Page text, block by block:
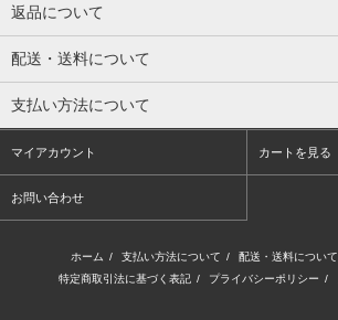
返品について
配送・送料について
支払い方法について
マイアカウント カートを見る
お問い合わせ
ホーム / 支払い方法について / 配送・送料について
特定商取引法に基づく表記 / プライバシーポリシー /